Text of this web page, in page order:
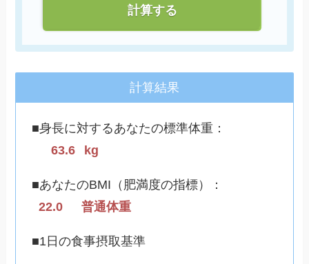
計算する
計算結果
■身長に対するあなたの標準体重：
63.6
kg
■あなたのBMI（肥満度の指標）：
22.0
普通体重
■1日の食事摂取基準